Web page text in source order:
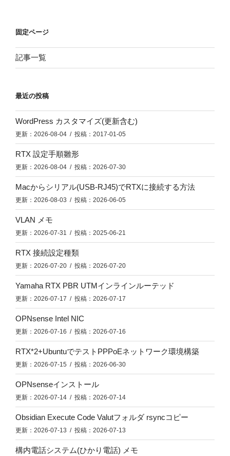
固定ページ
記事一覧
最近の投稿
WordPress カスタマイズ(更新含む)
更新：2026-08-04 / 投稿：2017-01-05
RTX 設定手順雛形
更新：2026-08-04 / 投稿：2026-07-30
Macからシリアル(USB-RJ45)でRTXに接続する方法
更新：2026-08-03 / 投稿：2026-06-05
VLAN メモ
更新：2026-07-31 / 投稿：2025-06-21
RTX 接続設定種類
更新：2026-07-20 / 投稿：2026-07-20
Yamaha RTX PBR UTMインラインルーテッド
更新：2026-07-17 / 投稿：2026-07-17
OPNsense Intel NIC
更新：2026-07-16 / 投稿：2026-07-16
RTX*2+UbuntuでテストPPPoEネットワーク環境構築
更新：2026-07-15 / 投稿：2026-06-30
OPNsenseインストール
更新：2026-07-14 / 投稿：2026-07-14
Obsidian Execute Code Valutフォルダ rsyncコピー
更新：2026-07-13 / 投稿：2026-07-13
構内電話システム(ひかり電話) メモ